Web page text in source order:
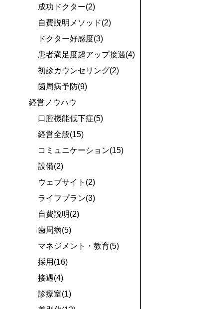
成功ドクター(2)
自費説明メソッド(2)
ドクター好感度(3)
患者満足度超アップ接遇(4)
初診カウンセリング(2)
歯周病予防(9)
経営ノウハウ
口腔機能低下症(5)
経営全般(15)
コミュニケーション(15)
設備(2)
ウェブサイト(2)
ライフプラン(3)
自費説明(2)
歯周病(5)
マネジメント・教育(5)
採用(16)
接遇(4)
診療室(1)